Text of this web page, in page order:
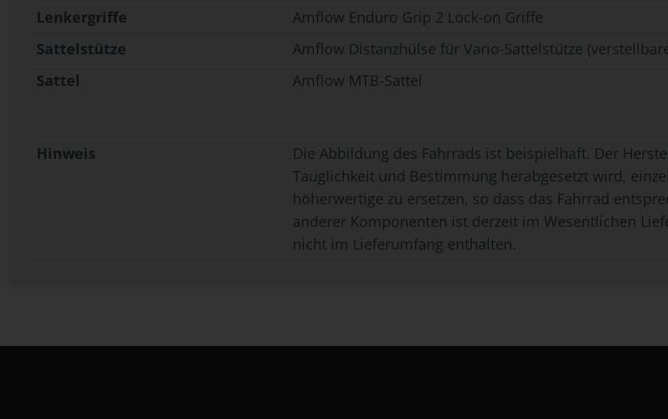
Lenkergriffe
Amflow Enduro Grip 2 Lock-on Griffe
Sattelstütze
Amflow Distanzhülse für Vario-Sattelstütze
Sattel
Amflow MTB-Sattel
Hinweis
Die Abbildung des Fahrrads ist beispielhaft. Der
Tauglichkeit und Bestimmung herabgesetzt wird,
höherwertige zu ersetzen, so dass das Fahrrad
anderer Komponenten ist derzeit im Wesentlichen
nicht im Lieferumfang enthalten.